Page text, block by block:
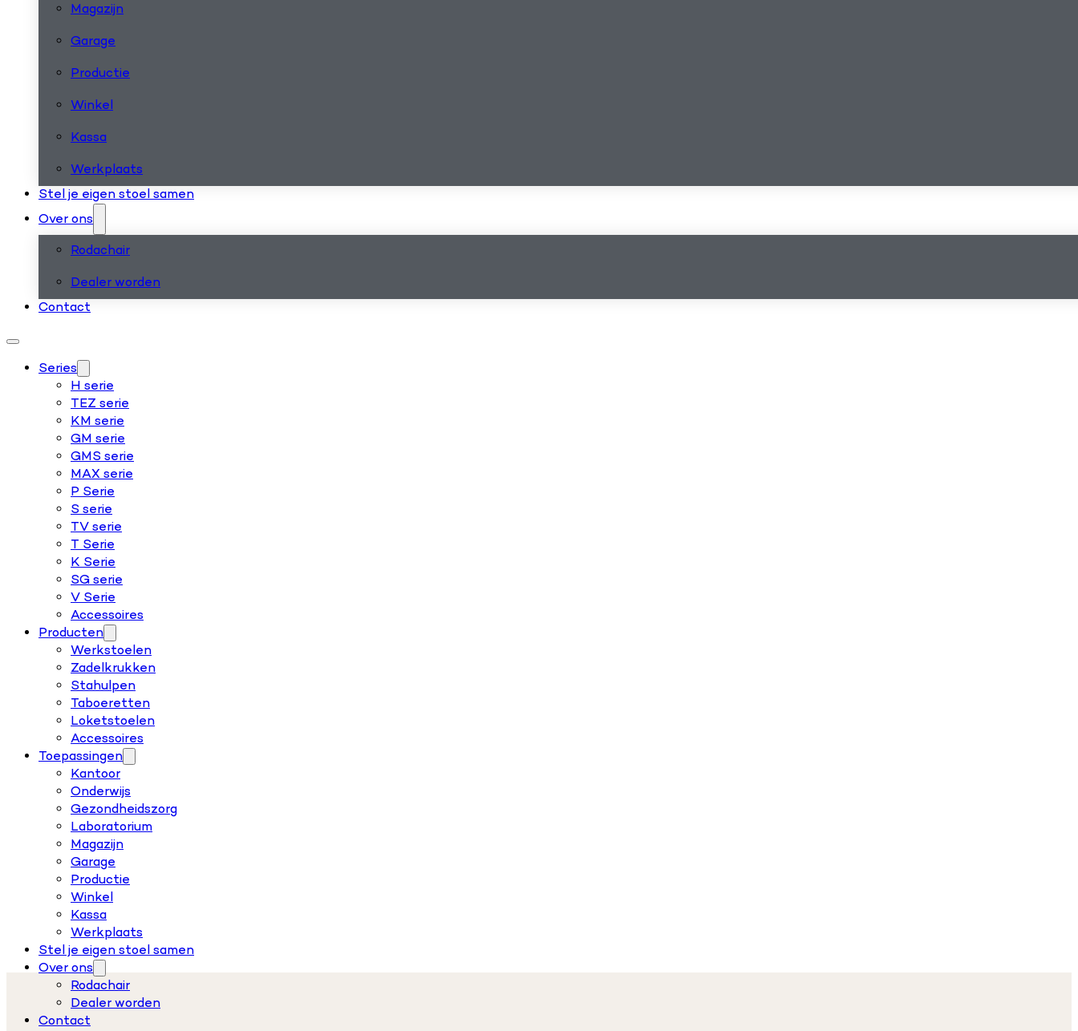
Magazijn
Garage
Productie
Winkel
Kassa
Werkplaats
Stel je eigen stoel samen
Over ons
Rodachair
Dealer worden
Contact
Series
H serie
TEZ serie
KM serie
GM serie
GMS serie
MAX serie
P Serie
S serie
TV serie
T Serie
K Serie
SG serie
V Serie
Accessoires
Producten
Werkstoelen
Zadelkrukken
Stahulpen
Taboeretten
Loketstoelen
Accessoires
Toepassingen
Kantoor
Onderwijs
Gezondheidszorg
Laboratorium
Magazijn
Garage
Productie
Winkel
Kassa
Werkplaats
Stel je eigen stoel samen
Over ons
Rodachair
Dealer worden
Contact